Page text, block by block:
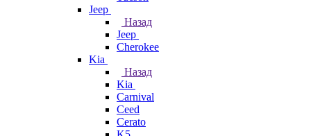
Jeep
Назад
Jeep
Cherokee
Kia
Назад
Kia
Carnival
Ceed
Cerato